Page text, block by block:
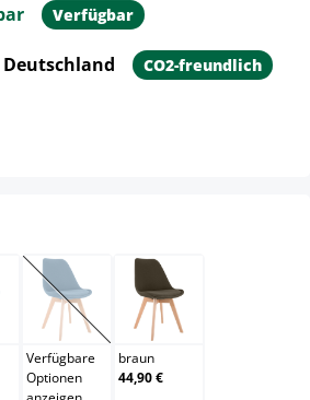
Verfügbar
CO2-freundlich
anzeigen
nicht verfügbar.)
bordeauxrot
(Diese Option ist zurzeit nicht
Verfügbare
Optionen
braun
braun
44,90 €